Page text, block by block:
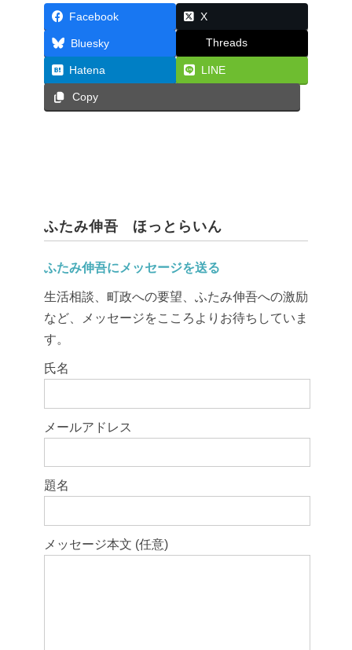
Facebook X
Bluesky Threads
Hatena LINE
Copy
ふたみ伸吾 ほっとらいん
ふたみ伸吾にメッセージを送る
生活相談、町政への要望、ふたみ伸吾への激励
など、メッセージをこころよりお待ちしていま
す。
このフィールドは空のままにしてください。
氏名
メールアドレス
題名
メッセージ本文 (任意)